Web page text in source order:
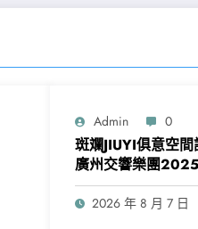
Admin 0
斑斕JIUYI俱意空
廣州交響樂團
2026 年 8 月 7 日